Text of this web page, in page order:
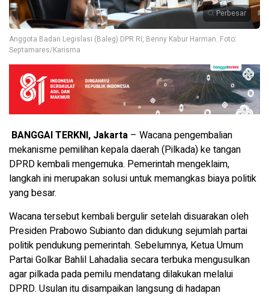
Perbesar
Anggota Badan Legislasi (Baleg) DPR RI, Benny Kabur Harman. Foto:
Septamares/Karisma
BANGGAI TERKNI, Jakarta – Wacana pengembalian
mekanisme pemilihan kepala daerah (Pilkada) ke tangan
DPRD kembali mengemuka. Pemerintah mengeklaim,
langkah ini merupakan solusi untuk memangkas biaya politik
yang besar.
Wacana tersebut kembali bergulir setelah disuarakan oleh
Presiden Prabowo Subianto dan didukung sejumlah partai
politik pendukung pemerintah. Sebelumnya, Ketua Umum
Partai Golkar Bahlil Lahadalia secara terbuka mengusulkan
agar pilkada pada pemilu mendatang dilakukan melalui
DPRD. Usulan itu disampaikan langsung di hadapan